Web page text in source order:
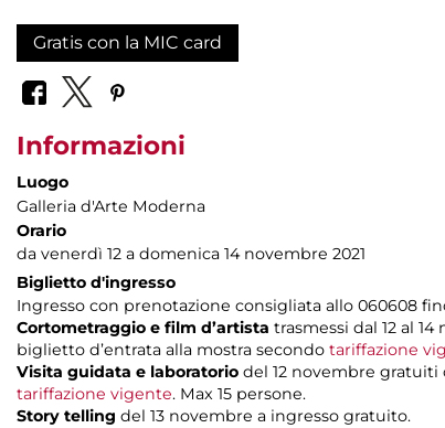
Gratis con la MIC card
Informazioni
Luogo
Galleria d'Arte Moderna
Orario
da venerdì 12 a domenica 14 novembre 2021
Biglietto d'ingresso
Ingresso con prenotazione consigliata allo 060608
Cortometraggio e film d’artista trasmessi dal 12 al
biglietto d’entrata alla mostra secondo tariffazione
Visita guidata e laboratorio del 12 novembre gratuiti
tariffazione vigente. Max 15 persone.
Story telling del 13 novembre a ingresso gratuito.